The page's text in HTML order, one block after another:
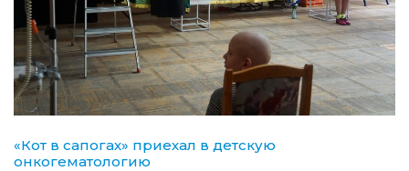
«Кот в сапогах» приехал в детскую
онкогематологию